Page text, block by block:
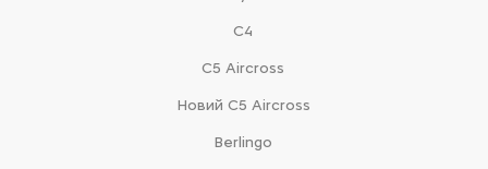
С4
С5 Aircross
Новий С5 Aircross
Berlingo